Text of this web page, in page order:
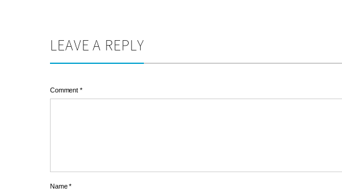
LEAVE A REPLY
Comment *
Name *